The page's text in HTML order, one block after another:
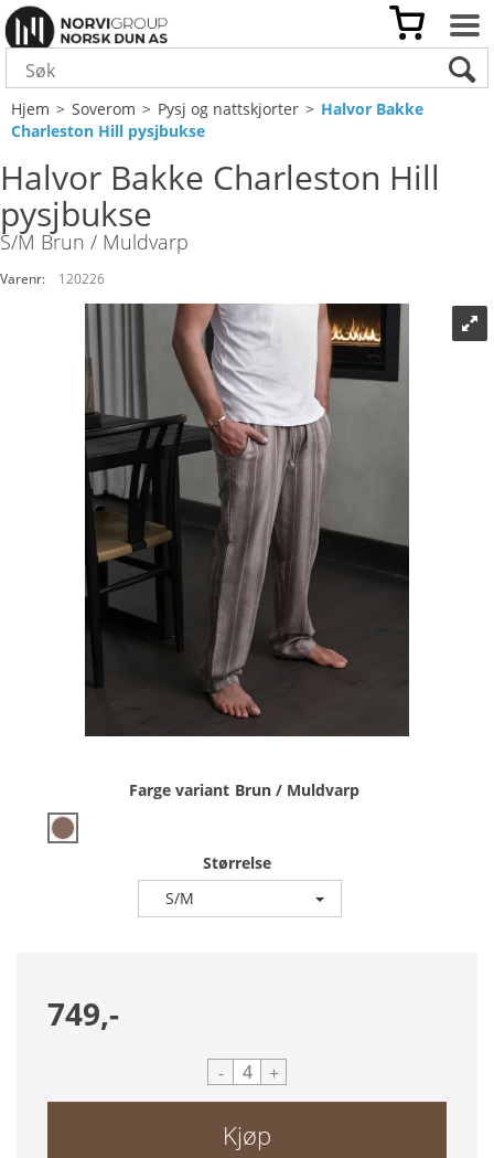
Hjem>Soverom>Pysj og nattskjorter>Halvor Bakke
Charleston Hill pysjbukse
Halvor Bakke Charleston Hill
pysjbukse
S/M Brun / Muldvarp
Varenr: 120226
Farge variant Brun / Muldvarp
Størrelse
S/M
749,-
- +
Kjøp